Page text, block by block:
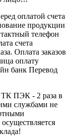
оплатой счета
продукции
телефон
счета
Оплата заказов
оплату
банк Перевод
ТК ПЭК - 2 раза в
службами не